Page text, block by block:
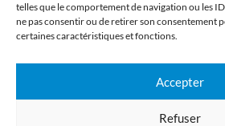
telles que le comportement de navigation ou les
ne pas consentir ou de retirer son consentement
certaines caractéristiques et fonctions.
Accepter
Refuser
Imprimerie numérique